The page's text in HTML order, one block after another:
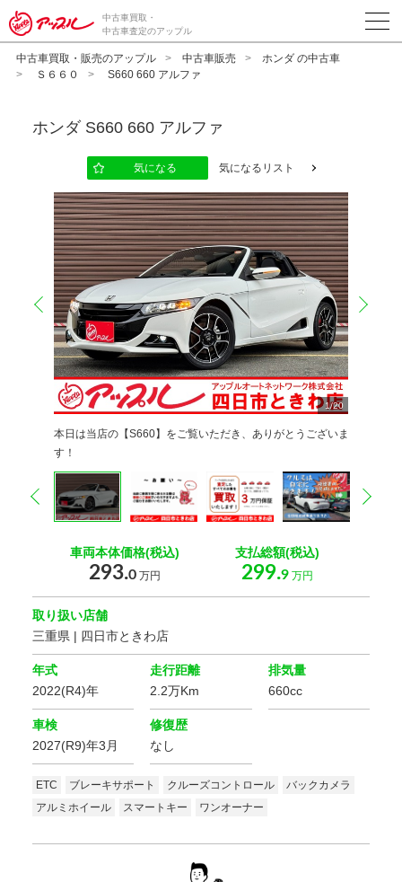
中古車買取・
中古車査定のアップル
中古車買取・販売のアップル 中古車販売
ホンダ の中古車
Ｓ６６０
S660 660 アルファ
ホンダ S660 660 アルファ
気になる 気になるリスト
1/20
本日は当店の【S660】をご覧いただき、ありがとうございま
す！
2 20
3 20
4 20
5 20
6 20
7 20
8 20
9 20
10 2
0
11 2
0
12 2
0
13 2
0
14 2
0
15 2
0
16 2
0
17 2
0
18 2
0
19 2
0
20 2
0
prev
車両本体価格(税込)
293.0 万円
支払総額(税込)
299.9万円
取り扱い店舗
三重県 | 四日市ときわ店
年式
2022(R4)年
走行距離
2.2万Km
排気量
660cc
車検
2027(R9)年3月
修復歴
なし
ETC ブレーキサポート クルーズコントロール
バックカメラ
アルミホイール
スマートキー ワンオーナー